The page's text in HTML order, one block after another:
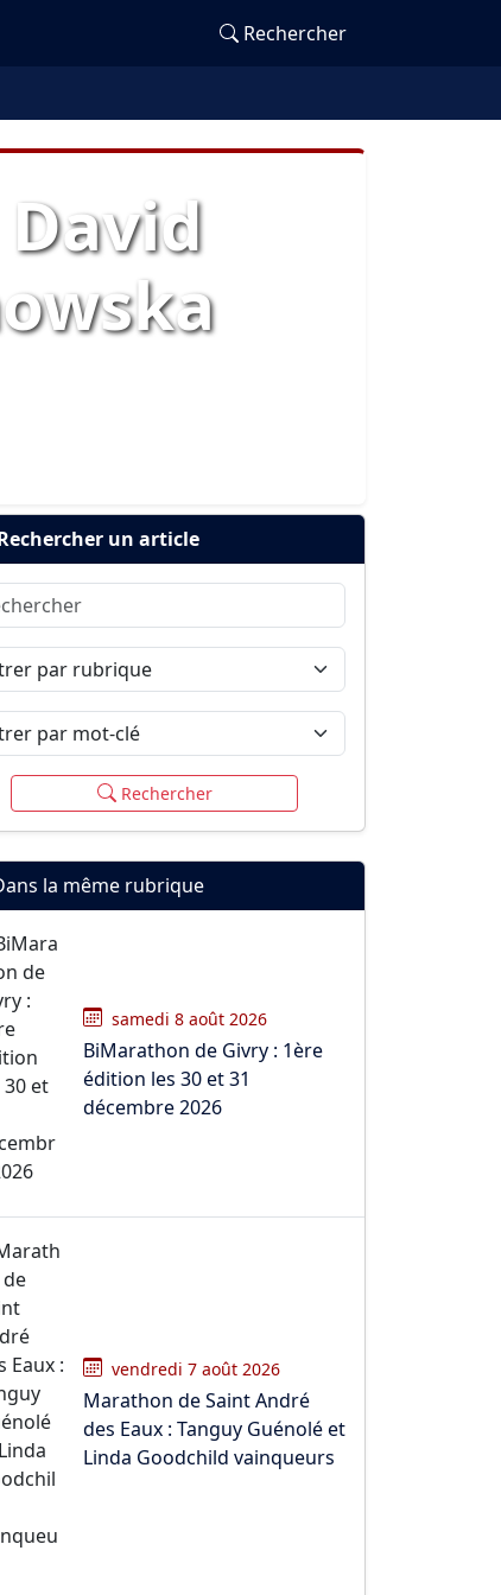
Rechercher
un article
par rubrique
par mot-clé
Rechercher
la même rubrique
samedi 8 août 2026
BiMarathon de Givry : 1ère
édition les 30 et 31
décembre 2026
vendredi 7 août 2026
Marathon de Saint André
des Eaux : Tanguy Guénolé et
Linda Goodchild vainqueurs